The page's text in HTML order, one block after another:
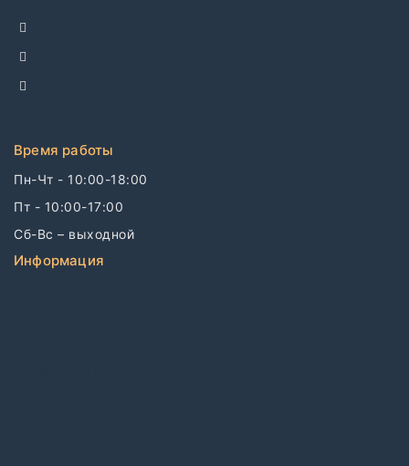
Время работы
Пн-Чт - 10:00-18:00
Пт - 10:00-17:00
Сб-Вс – выходной
Информация